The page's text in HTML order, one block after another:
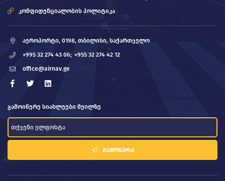
კონფიდენციალობის პოლიტიკა
აეროპორტი, 0198, თბილისი, საქართველო
+995 32 274 43 06; +955 32 274 42 12
office@airnav.ge
გამოიწერე სიახლეები მეილზე
ᲒᲐᲛᲝᲬᲔᲠᲐ